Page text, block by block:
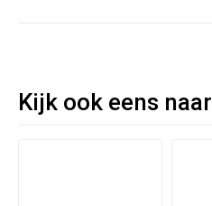
Kijk ook eens naar